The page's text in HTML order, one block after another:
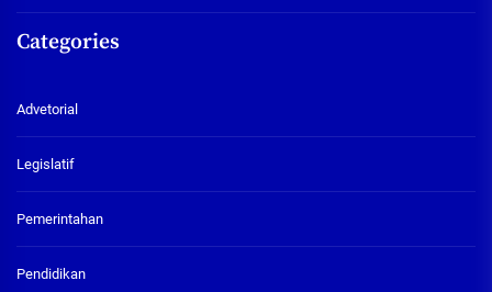
Categories
Advetorial
Legislatif
Pemerintahan
Pendidikan